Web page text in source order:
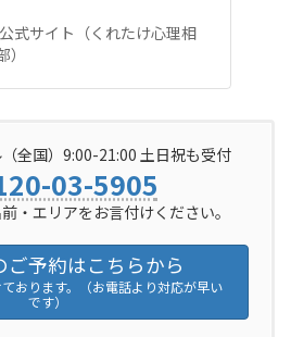
式サイト（くれたけ心理相
全国）9:00-21:00 土日祝も受付
03-5905
・エリアをお言付けください。
ご予約はこちらから
おります。（お電話より対応が早い
です）